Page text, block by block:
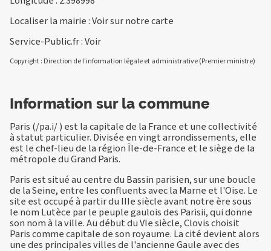
Localiser la mairie :Voir sur notre carte
Service-Public.fr :Voir
Copyright : Direction de l'information légale et administrative (Premier ministre)
Information sur la commune
Paris (/pa.i/ ) est la capitale de la France et une collectivité
à statut particulier. Divisée en vingt arrondissements, elle
est le chef-lieu de la région Île-de-France et le siège de la
métropole du Grand Paris.
Paris est situé au centre du Bassin parisien, sur une boucle
de la Seine, entre les confluents avec la Marne et l'Oise. Le
site est occupé à partir du IIIe siècle avant notre ère sous
le nom Lutèce par le peuple gaulois des Parisii, qui donne
son nom à la ville. Au début du VIe siècle, Clovis choisit
Paris comme capitale de son royaume. La cité devient alors
une des principales villes de l'ancienne Gaule avec des